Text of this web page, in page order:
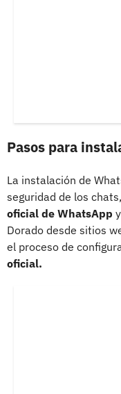
Pasos para
La instalación de
seguridad de los chats,
oficial de WhatsApp
Dorado desde sitios
el proceso de
oficial.